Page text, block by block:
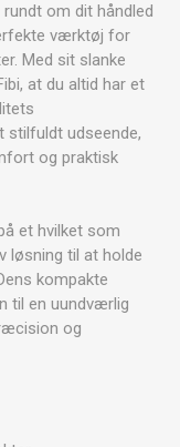
om dit håndled
værktøj for
Med sit slanke
at du altid har et
stilfuldt udseende,
og praktisk
et hvilket som
løsning til at holde
kompakte
til en uundværlig
og